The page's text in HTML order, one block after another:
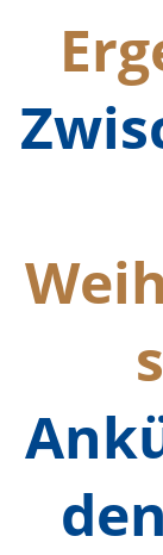
den